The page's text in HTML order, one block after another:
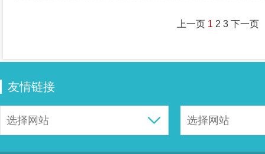
上一页 1 2 3 下一页
友情链接